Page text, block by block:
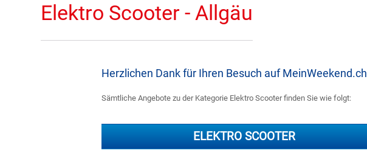
Elektro Scooter - Allgäu
Herzlichen Dank für Ihren Besuch auf MeinWeekend.ch
Sämtliche Angebote zu der Kategorie Elektro Scooter finden Sie wie folgt:
ELEKTRO SCOOTER